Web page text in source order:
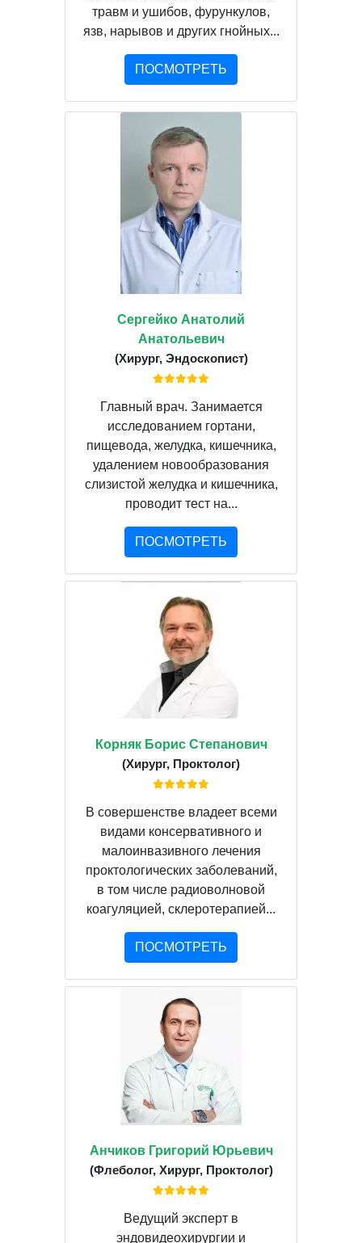
травм и ушибов, фурункулов,
язв, нарывов и других гнойных...
ПОСМОТРЕТЬ
Сергейко Анатолий
Анатольевич
(Хирург, Эндоскопист)
Главный врач. Занимается
исследованием гортани,
пищевода, желудка, кишечника,
удалением новообразования
слизистой желудка и кишечника,
проводит тест на...
ПОСМОТРЕТЬ
Корняк Борис Степанович
(Хирург, Проктолог)
В совершенстве владеет всеми
видами консервативного и
малоинвазивного лечения
проктологических заболеваний,
в том числе радиоволновой
коагуляцией, склеротерапией...
ПОСМОТРЕТЬ
Анчиков Григорий Юрьевич
(Флеболог, Хирург, Проктолог)
Ведущий эксперт в
эндовидеохирургии и